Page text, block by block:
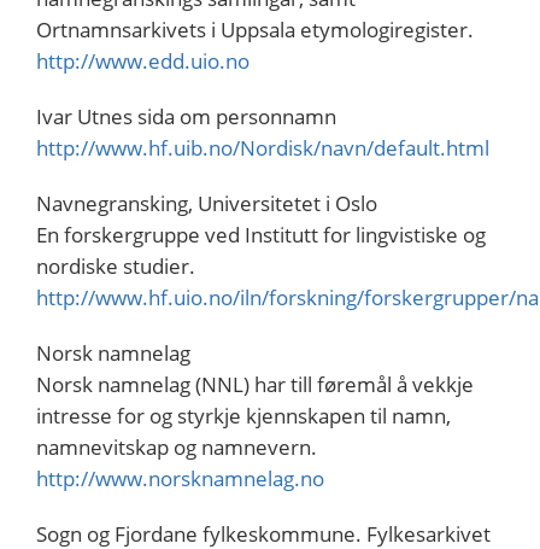
Ortnamnsarkivets i Uppsala etymologiregister.
http://www.edd.uio.no
Ivar Utnes sida om personnamn
http://www.hf.uib.no/Nordisk/navn/default.html
Navnegransking, Universitetet i Oslo
En forskergruppe ved Institutt for lingvistiske og
nordiske studier.
http://www.hf.uio.no/iln/forskning/forskergrupper/
Norsk namnelag
Norsk namnelag (NNL) har till føremål å vekkje
intresse for og styrkje kjennskapen til namn,
namnevitskap og namnevern.
http://www.norsknamnelag.no
Sogn og Fjordane fylkeskommune. Fylkesarkivet